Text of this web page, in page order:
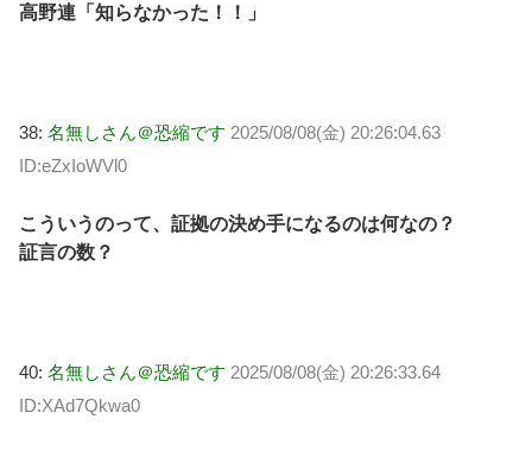
高野連「知らなかった！！」
38: 名無しさん＠恐縮です 2025/08/08(金) 20:26:04.63
ID:eZxIoWVl0
こういうのって、証拠の決め手になるのは何なの？
証言の数？
40: 名無しさん＠恐縮です 2025/08/08(金) 20:26:33.64
ID:XAd7Qkwa0